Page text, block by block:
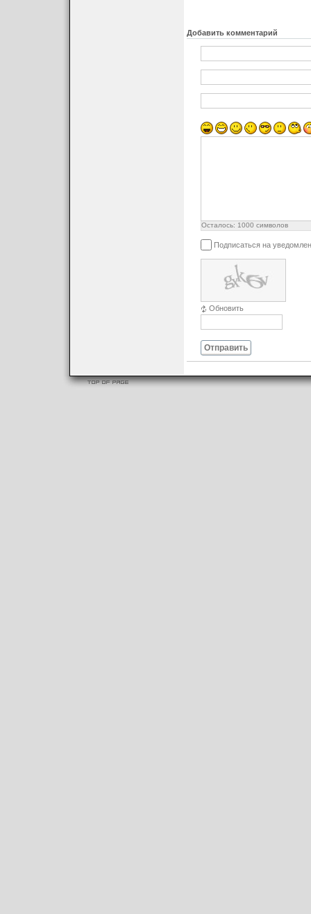
Добавить комментарий
Осталось: 1000 символов
Подписаться на
Обновить
Отправить